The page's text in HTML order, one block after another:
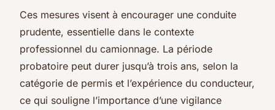
Ces mesures visent à encourager une conduite
prudente, essentielle dans le contexte
professionnel du camionnage. La période
probatoire peut durer jusqu’à trois ans, selon la
catégorie de permis et l’expérience du conducteur,
ce qui souligne l’importance d’une vigilance